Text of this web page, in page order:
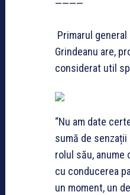
————
Primarul
Grindeanu are,
considerat util
“Nu am date
sumă de
rolul său,
cu conducerea
un moment, un